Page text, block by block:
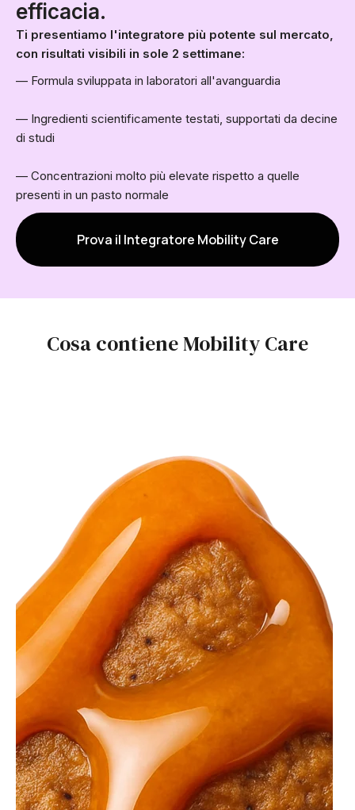
efficacia.
Ti presentiamo l'integratore più potente sul mercato,
con risultati visibili in sole 2 settimane:
— Formula sviluppata in laboratori all'avanguardia
— Ingredienti scientificamente testati, supportati da decine
di studi
— Concentrazioni molto più elevate rispetto a quelle
presenti in un pasto normale
Prova il Integratore Mobility Care
Cosa contiene Mobility Care